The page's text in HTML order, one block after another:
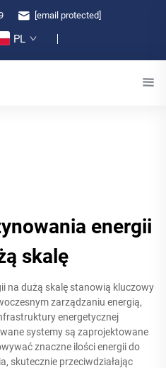
[email protected]
PL
energii
skalę
na dużą skalę stanowią kluczowy
zarządzaniu energią,
energetycznej
systemy są zaprojektowane
znaczne ilości energii do
skutecznie przeciwdziałając